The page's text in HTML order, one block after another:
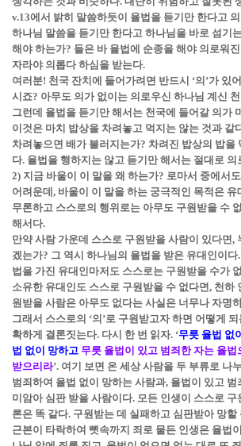
v.13에서 밝히 말씀하듯이 율법을 듣기만 한다고
하나님 말씀을 듣기만 한다고 하나님을 바로 섬기
해야 하는가? 들은 바 율법에 순종을 해야 의로워
자라야 의롭다 하심을 받는다.
여러분! 천국 잔치에 들어가려면 반드시 ‘의’가 있
시죠? 아무도 의가 없이는 의로우신 하나님 계신
그런데 율법을 듣기만 해서는 천국에 들어갈 의가
이것은 마치 밥상을 차려놓고 먹지는 않는 것과 같
차려놓으면 배가 불러지는가? 차려진 밥상의 밥을
다. 율법을 행하지는 않고 듣기만 해서는 절대로 의
2) 지금 바울이 이 말을 왜 하는가? 로마서 중에서
어려운데, 바울이 이 말을 하는 궁극적인 목적은
무론하고 스스로의 행위로는 아무도 구원받을 수
해서다.
만약 사람 가운데 스스로 구원받을 사람이 있다면,
겠는가? 그 역시 하나님의 율법을 받은 유대인이
법을 가진 유대인마저도 스스로는 구원받을 수가
소유한 유대인도 스스로 구원받을 수 없다면, 천하
원받을 사람은 아무도 없다는 사실은 너무나 자명
그래서 스스로의 ‘의’로 구원받고자 하면 어떻게
확하게 결론짓는다. 다시 한 번 읽자. ‘무릇 율법 없
법 없이 망하고 무릇 율법이 있고 범죄한 자는 율
받으리라’. 여기 보면 온 세상 사람을 두 부류로 나
범죄하여 율법 없이 망하는 사람과, 율법이 있고
미암아 심판 받을 사람이다. 모든 인생이 스스로 구
론은 똑 같다. 구원받는 데 실패하고 심판받아 망할
근본이 타락하여 뼛속까지 죄로 물든 인생은 율법